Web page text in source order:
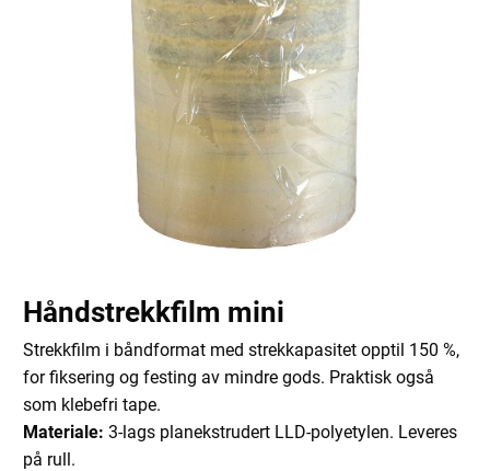
Håndstrekkfilm mini
Strekkfilm i båndformat med strekkapasitet opptil 150 %,
for fiksering og festing av mindre gods. Praktisk også
som klebefri tape.
Materiale: 3-lags planekstrudert LLD-polyetylen. Leveres
på rull.